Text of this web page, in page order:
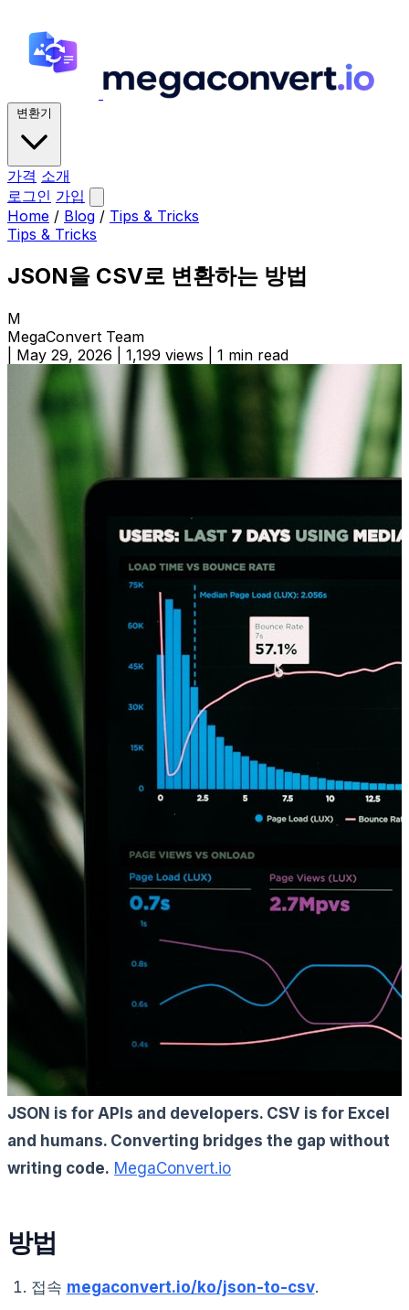
변환기
가격 소개
로그인 가입
Home / Blog / Tips & Tricks
Tips & Tricks
JSON을 CSV로 변환하는 방법
M
MegaConvert Team
May 29, 2026 1,199 views 1 min read
JSON is for APIs and developers. CSV is for Excel
and humans. Converting bridges the gap without
writing code. MegaConvert.io
방법
접속 megaconvert.io/ko/json-to-csv.